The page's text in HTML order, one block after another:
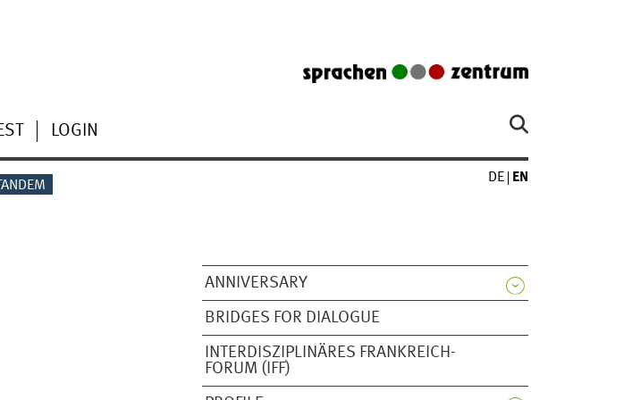
LOGIN
DE EN
ANNIVERSARY
BRIDGES FOR DIALOGUE
INTERDISZIPLINÄRES FRANKREICH-
FORUM (IFF)